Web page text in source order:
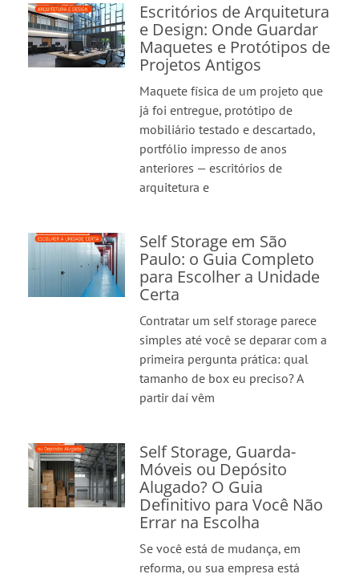
Escritórios de Arquitetura
e Design: Onde Guardar
Maquetes e Protótipos de
Projetos Antigos
Maquete física de um projeto que
já foi entregue, protótipo de
mobiliário testado e descartado,
portfólio impresso de anos
anteriores — escritórios de
arquitetura e
Self Storage em São
Paulo: o Guia Completo
para Escolher a Unidade
Certa
Contratar um self storage parece
simples até você se deparar com a
primeira pergunta prática: qual
tamanho de box eu preciso? A
partir daí vêm
Self Storage, Guarda-
Móveis ou Depósito
Alugado? O Guia
Definitivo para Você Não
Errar na Escolha
Se você está de mudança, em
reforma, ou sua empresa está